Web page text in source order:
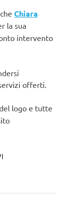
Chiara
la sua
intervento
offerti.
logo e tutte